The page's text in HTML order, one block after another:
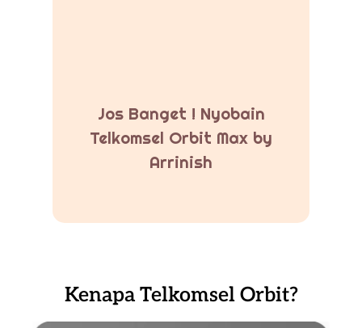
Jos Banget ! Nyobain
Telkomsel Orbit Max by
Arrinish
Kenapa Telkomsel Orbit?